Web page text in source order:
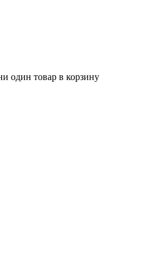
один товар в корзину